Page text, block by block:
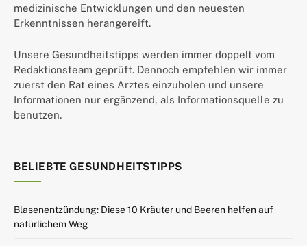
medizinische Entwicklungen und den neuesten
Erkenntnissen herangereift.
Unsere Gesundheitstipps werden immer doppelt vom
Redaktionsteam geprüft. Dennoch empfehlen wir immer
zuerst den Rat eines Arztes einzuholen und unsere
Informationen nur ergänzend, als Informationsquelle zu
benutzen.
BELIEBTE GESUNDHEITSTIPPS
Blasenentzündung: Diese 10 Kräuter und Beeren helfen auf
natürlichem Weg